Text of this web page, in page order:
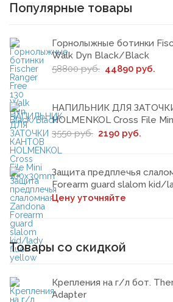
Популярные товары
Горнолыжные ботинки
Walk Dyn Black/Black
58800 руб. 44890 руб.
НАПИЛЬНИК ДЛЯ
HOLMENKOL Cross File
3550 руб. 2190 руб.
Защита предплечья
Forearm guard slalom kid/
Цену уточняйте
Товары со скидкой
Крепления на г/л бот.
Adapter